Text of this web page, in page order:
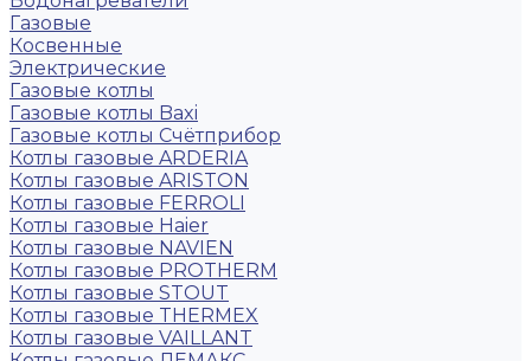
Газовые
Косвенные
Электрические
Газовые котлы
Газовые котлы Baxi
Газовые котлы Счётприбор
Котлы газовые ARDERIA
Котлы газовые ARISTON
Котлы газовые FERROLI
Котлы газовые Haier
Котлы газовые NAVIEN
Котлы газовые PROTHERM
Котлы газовые STOUT
Котлы газовые THERMEX
Котлы газовые VAILLANT